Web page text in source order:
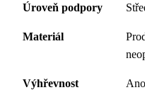
Úroveň podpory
Materiál
Výhřevnost Ano